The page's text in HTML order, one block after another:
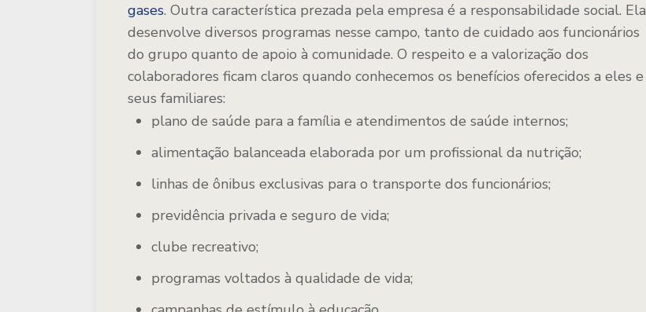
gases. Outra característica prezada pela empresa é a responsabilidade social. Ela
desenvolve diversos programas nesse campo, tanto de cuidado aos funcionários
do grupo quanto de apoio à comunidade. O respeito e a valorização dos
colaboradores ficam claros quando conhecemos os benefícios oferecidos a eles e
seus familiares:
plano de saúde para a família e atendimentos de saúde internos;
alimentação balanceada elaborada por um profissional da nutrição;
linhas de ônibus exclusivas para o transporte dos funcionários;
previdência privada e seguro de vida;
clube recreativo;
programas voltados à qualidade de vida;